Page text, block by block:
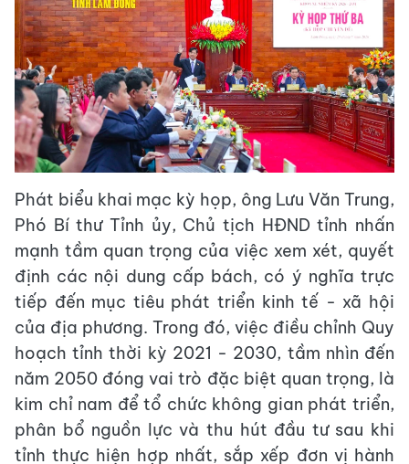
Phát biểu khai mạc kỳ họp, ông Lưu Văn Trung,
Phó Bí thư Tỉnh ủy, Chủ tịch HĐND tỉnh nhấn
mạnh tầm quan trọng của việc xem xét, quyết
định các nội dung cấp bách, có ý nghĩa trực
tiếp đến mục tiêu phát triển kinh tế - xã hội
của địa phương. Trong đó, việc điều chỉnh Quy
hoạch tỉnh thời kỳ 2021 - 2030, tầm nhìn đến
năm 2050 đóng vai trò đặc biệt quan trọng, là
kim chỉ nam để tổ chức không gian phát triển,
phân bổ nguồn lực và thu hút đầu tư sau khi
tỉnh thực hiện hợp nhất, sắp xếp đơn vị hành